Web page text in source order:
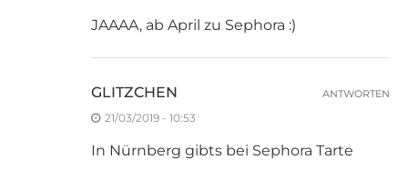
JAAAA, ab April zu Sephora :)
GLITZCHEN
21/03/2019 - 10:53
In Nürnberg gibts bei Sephora Tarte
ANTWORTEN